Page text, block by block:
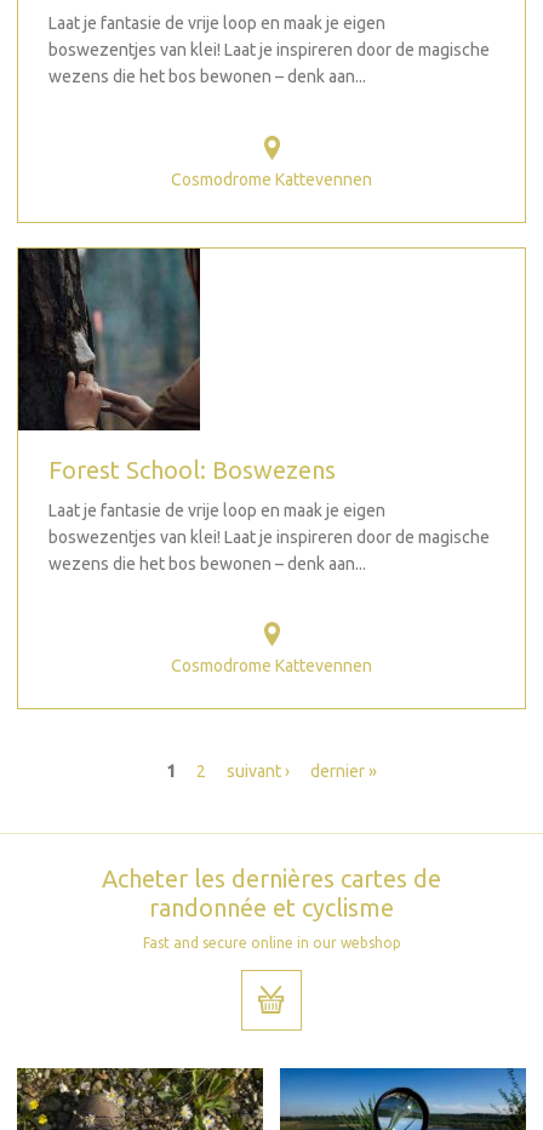
Laat je fantasie de vrije loop en maak je eigen
boswezentjes van klei! Laat je inspireren door de magische
wezens die het bos bewonen – denk aan...
Cosmodrome Kattevennen
Forest School: Boswezens
Laat je fantasie de vrije loop en maak je eigen
boswezentjes van klei! Laat je inspireren door de magische
wezens die het bos bewonen – denk aan...
Cosmodrome Kattevennen
1 2 suivant › dernier »
Acheter les dernières cartes de
randonnée et cyclisme
Fast and secure online in our webshop